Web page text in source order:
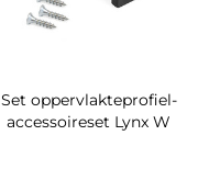
Set oppervlakteprofiel-
accessoireset Lynx W